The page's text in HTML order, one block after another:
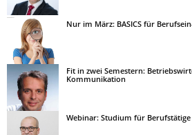
Nur im März: BASICS für
Fit in zwei Semestern:
Kommunikation
Webinar: Studium für